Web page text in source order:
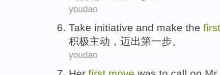
youdao
Take initiative and make the first
积极主动， 迈出第一步。
youdao